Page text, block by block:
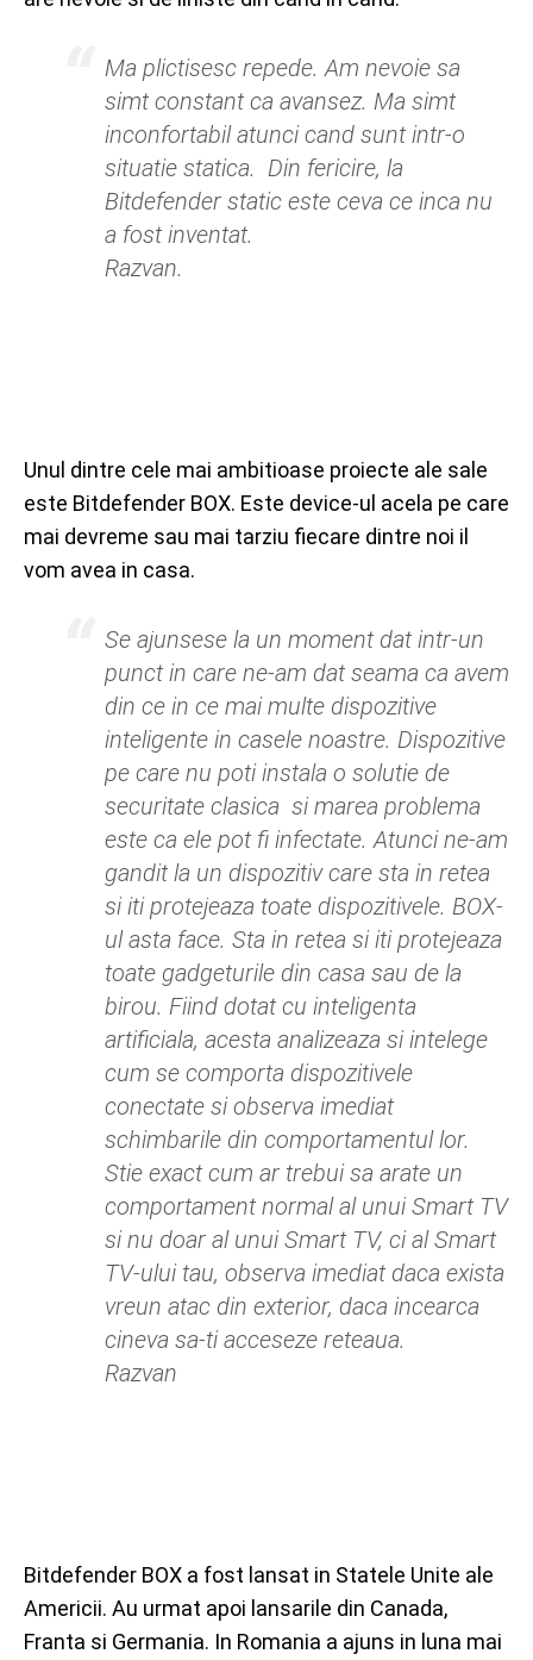
Ma plictisesc repede. Am nevoie sa
simt constant ca avansez. Ma simt
inconfortabil atunci cand sunt intr-o
situatie statica. Din fericire, la
Bitdefender static este ceva ce inca nu
a fost inventat.
Razvan.
Unul dintre cele mai ambitioase proiecte ale sale
este Bitdefender BOX. Este device-ul acela pe care
mai devreme sau mai tarziu fiecare dintre noi il
vom avea in casa.
Se ajunsese la un moment dat intr-un
punct in care ne-am dat seama ca avem
din ce in ce mai multe dispozitive
inteligente in casele noastre. Dispozitive
pe care nu poti instala o solutie de
securitate clasica si marea problema
este ca ele pot fi infectate. Atunci ne-am
gandit la un dispozitiv care sta in retea
si iti protejeaza toate dispozitivele. BOX-
ul asta face. Sta in retea si iti protejeaza
toate gadgeturile din casa sau de la
birou. Fiind dotat cu inteligenta
artificiala, acesta analizeaza si intelege
cum se comporta dispozitivele
conectate si observa imediat
schimbarile din comportamentul lor.
Stie exact cum ar trebui sa arate un
comportament normal al unui Smart TV
si nu doar al unui Smart TV, ci al Smart
TV-ului tau, observa imediat daca exista
vreun atac din exterior, daca incearca
cineva sa-ti acceseze reteaua.
Razvan
Bitdefender BOX a fost lansat in Statele Unite ale
Americii. Au urmat apoi lansarile din Canada,
Franta si Germania. In Romania a ajuns in luna mai